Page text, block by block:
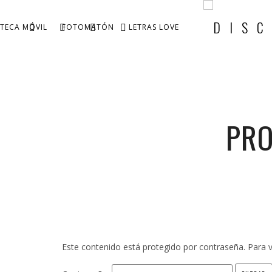
MÓVIL FOTOMATÓN LETRAS LOVE
Este contenido está protegido por contraseña. Para